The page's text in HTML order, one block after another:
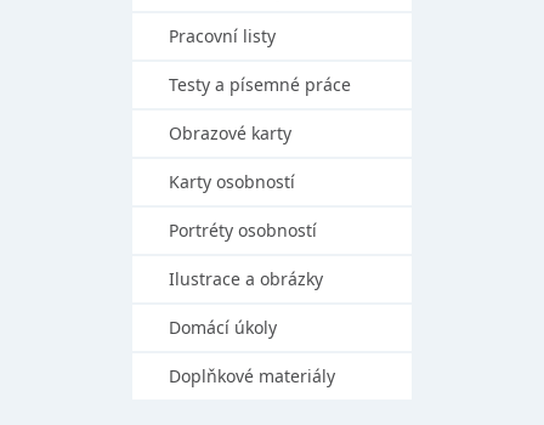
Pracovní listy
Testy a písemné práce
Obrazové karty
Karty osobností
Portréty osobností
Ilustrace a obrázky
Domácí úkoly
Doplňkové materiály